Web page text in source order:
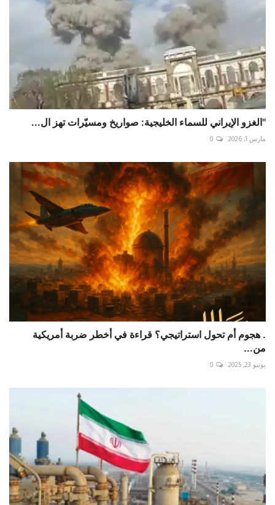
"الغزو الإيراني للسماء الخليجية: صواريخ ومسيّرات تهز ال...
مارس 1, 2026 0
. هجوم أم تحول استراتيجي؟ قراءة في أخطر ضربة أمريكية
من...
يونيو 23, 2025 0